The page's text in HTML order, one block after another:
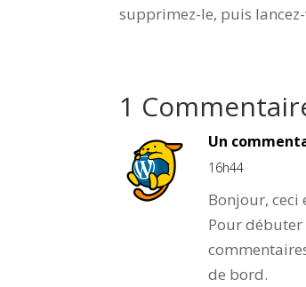
supprimez-le, puis
1
Un
16h44
Bonjour, ceci
Pour
de bord.